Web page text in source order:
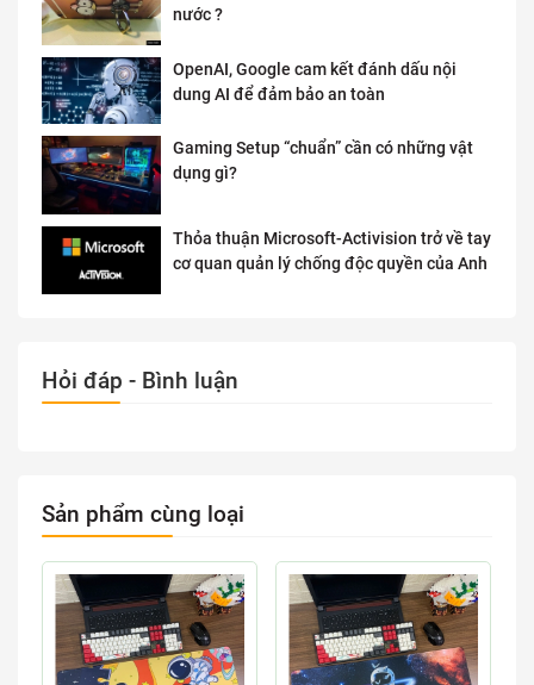
nước ?
OpenAI, Google cam kết đánh dấu nội
dung AI để đảm bảo an toàn
Gaming Setup “chuẩn” cần có những vật
dụng gì?
Thỏa thuận Microsoft-Activision trở về tay
cơ quan quản lý chống độc quyền của Anh
Hỏi đáp - Bình luận
Sản phẩm cùng loại